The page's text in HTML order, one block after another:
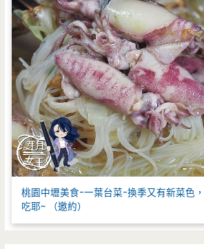
桃園中壢美食-一葉台菜-換季又有新菜色
吃耶~ （邀約）